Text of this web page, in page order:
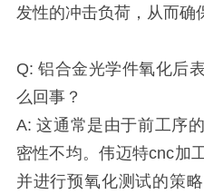
发性的冲击负荷，从而确
Q: 铝合金光学件氧化后
么回事？
A: 这通常是由于前工序
密性不均。伟迈特cnc加
并进行预氧化测试的策